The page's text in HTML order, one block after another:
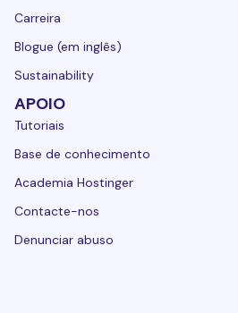
Carreira
Blogue (em inglês)
Sustainability
APOIO
Tutoriais
Base de conhecimento
Academia Hostinger
Contacte-nos
Denunciar abuso